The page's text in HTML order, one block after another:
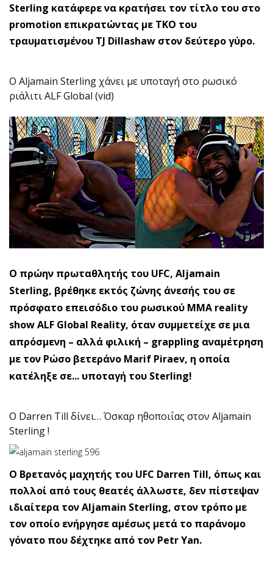
Sterling κατάφερε να κρατήσει τον τίτλο του στο
promotion επικρατώντας με ΤΚΟ του
τραυματισμένου TJ Dillashaw στον δεύτερο γύρο.
O Aljamain Sterling χάνει με υποταγή στο ρωσικό
ριάλιτι ALF Global (vid)
Ο πρώην πρωταθλητής του UFC, Aljamain
Sterling, βρέθηκε εκτός ζώνης άνεσής του σε
πρόσφατο επεισόδιο του ρωσικού MMA reality
show ALF Global Reality, όταν συμμετείχε σε μια
απρόσμενη – αλλά φιλική – grappling αναμέτρηση
με τον Ρώσο βετεράνο Marif Piraev, η οποία
κατέληξε σε... υποταγή του Sterling!
O Darren Till δίνει… Όσκαρ ηθοποιΐας στον Aljamain
Sterling !
Ο Bρετανός μαχητής του UFC Darren Till, όπως και
πολλοί από τους θεατές άλλωστε, δεν πίστεψαν
ιδιαίτερα τον Aljamain Sterling, στον τρόπο με
τον οποίο ενήργησε αμέσως μετά το παράνομο
γόνατο που δέχτηκε από τον Petr Yan.